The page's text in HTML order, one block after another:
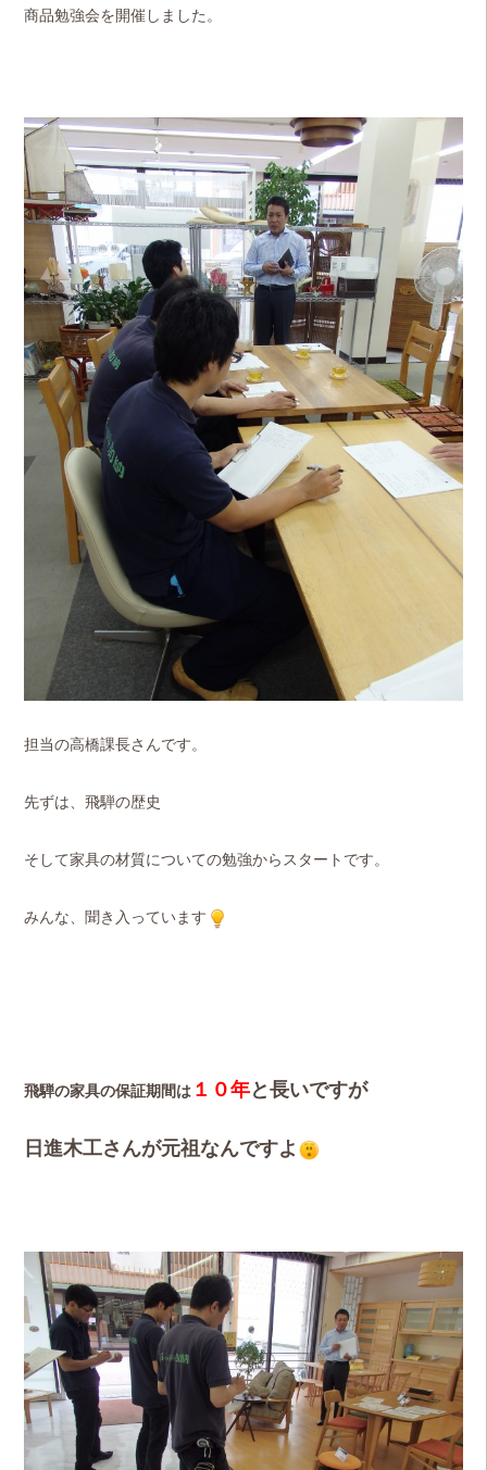
商品勉強会を開催しました。
担当の高橋課長さんです。
先ずは、飛騨の歴史
そして家具の材質についての勉強からスタートです。
みんな、聞き入っています
飛騨の家具の保証期間は １０年と長いですが
日進木工さんが元祖なんですよ